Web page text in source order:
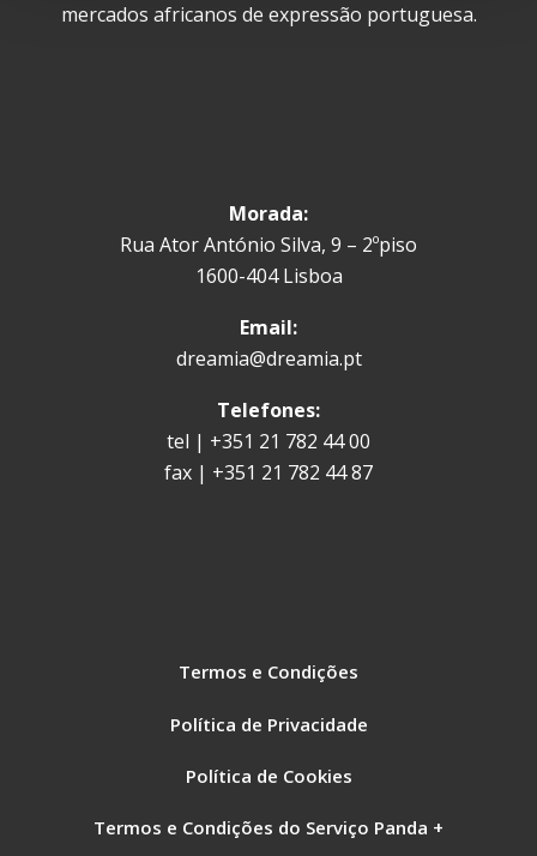
mercados africanos de expressão portuguesa.
Morada:
Rua Ator António Silva, 9 – 2ºpiso
1600-404 Lisboa
Email:
dreamia@dreamia.pt
Telefones:
tel | +351 21 782 44 00
fax | +351 21 782 44 87
Termos e Condições
Política de Privacidade
Política de Cookies
Termos e Condições do Serviço Panda +